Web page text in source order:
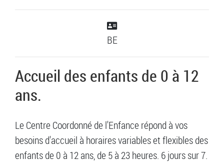
BE
Accueil des enfants de 0 à 12
ans.
Le Centre Coordonné de l'Enfance répond à vos
besoins d'accueil à horaires variables et flexibles des
enfants de 0 à 12 ans, de 5 à 23 heures. 6 jours sur 7.